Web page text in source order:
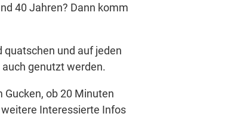
40 Jahren? Dann komm
und auf jeden
genutzt werden.
ob 20 Minuten
Interessierte Infos